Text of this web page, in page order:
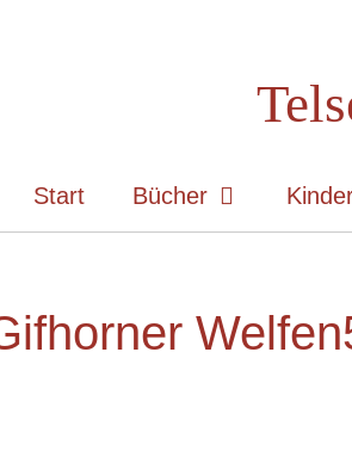
Start Bücher